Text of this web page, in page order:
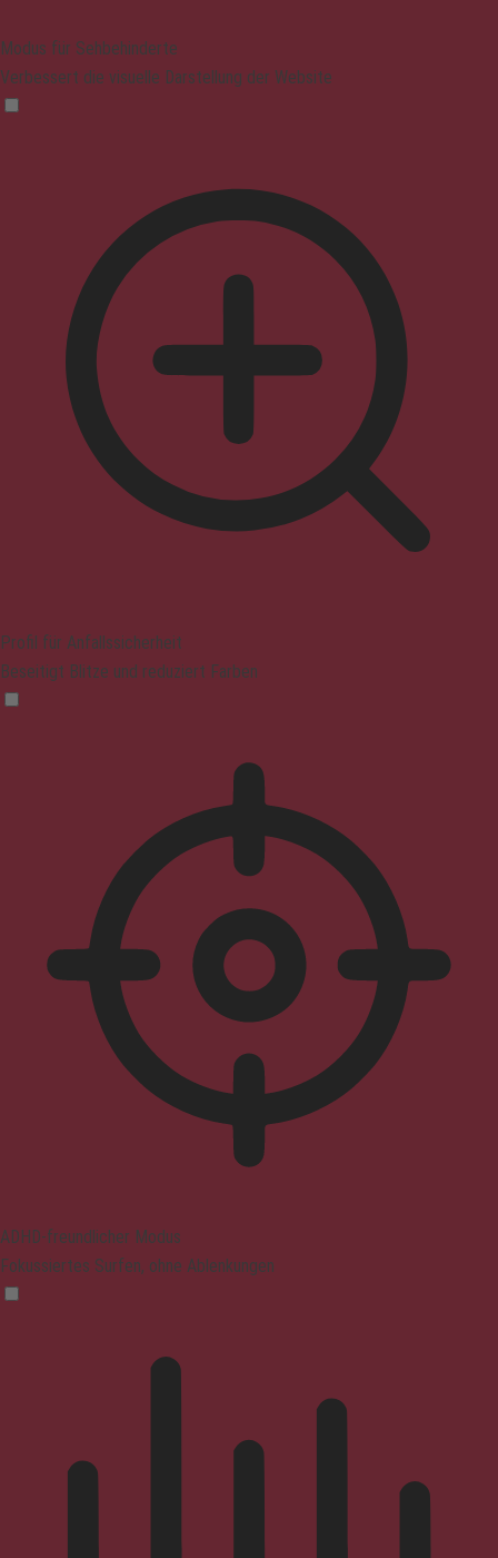
Modus für Sehbehinderte
Verbessert die visuelle Darstellung der Website
Profil für Anfallssicherheit
Beseitigt Blitze und reduziert Farben
ADHD-freundlicher Modus
Fokussiertes Surfen, ohne Ablenkungen